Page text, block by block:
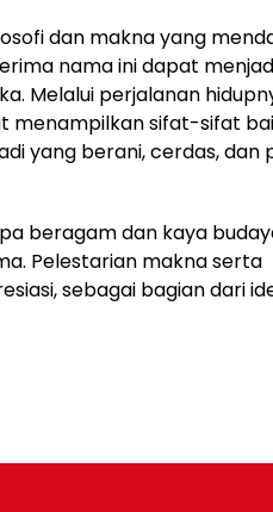
dan makna yang
nama ini dapat
Melalui perjalanan
menampilkan sifat-sifat
yang berani, cerdas, dan
beragam dan kaya
Pelestarian makna serta
sebagai bagian dari